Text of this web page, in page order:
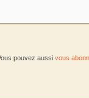
pouvez aussi vous